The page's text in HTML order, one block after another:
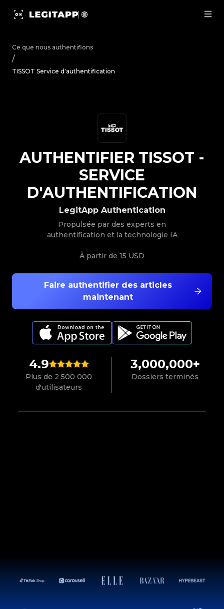
Ce que nous authentifions
/
TISSOT Service d'authentification
4.9
Plus de 2 500 000
d'utilisateurs
3,000,000+
Dossiers terminés
Faire authentifier des articles
maintenant
LegitApp Authentication
Propulsée par des experts en
authentification et la technologie IA
À partir de 15 USD
AUTHENTIFIER TISSOT -
SERVICE
D'AUTHENTIFICATION